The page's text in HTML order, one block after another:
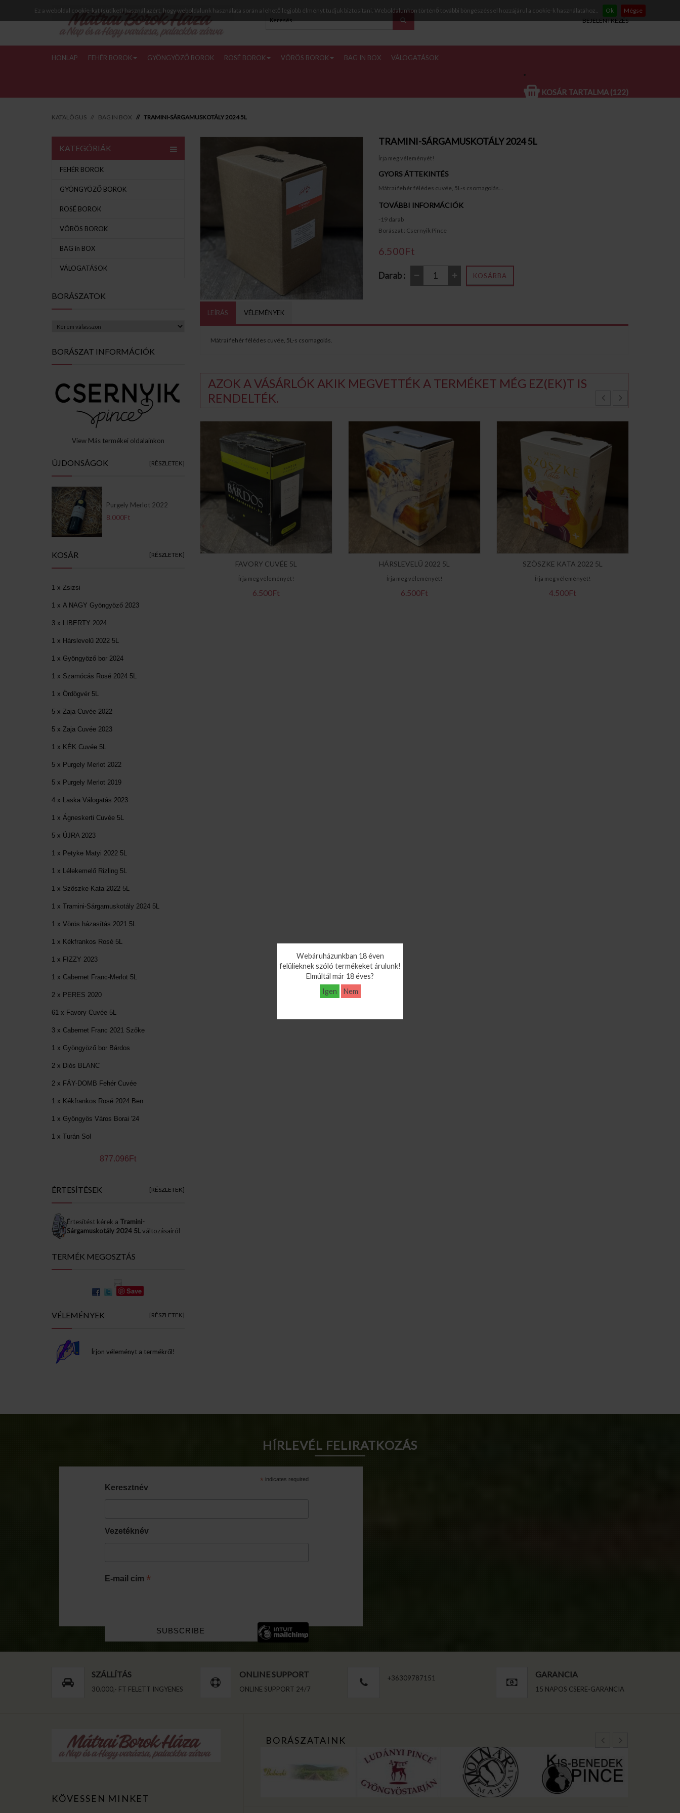
Ez a weboldal cookie-kat (sütiket) használ azért, hogy weboldalunk használata során a lehető legjobb élményt tudjuk biztosítani. Weboldalunkon történő további böngészéssel hozzájárul a cookie-k használatához.. Ok
Mégse
BEJELENTKEZÉS
HONLAP FEHÉR BOROK GYÖNGYÖZŐ BOROK ROSÉ BOROK VÖRÖS BOROK BAG IN BOX VÁLOGATÁSOK
KOSÁR TARTALMA (122)
KATALÓGUS BAG IN BOX TRAMINI-SÁRGAMUSKOTÁLY 2024 5L
TRAMINI-SÁRGAMUSKOTÁLY 2024 5L
Írja meg véleményét!
GYORS ÁTTEKINTÉS
Mátrai fehér félédes cuvée, 5L-s csomagolás...
TOVÁBBI INFORMÁCIÓK
-19 darab
Borászat : Csernyik Pince
6.500Ft
Darab : KOSÁRBA
LEÍRÁS VÉLEMÉNYEK
Mátrai fehér félédes cuvée, 5L-s csomagolás.
AZOK A VÁSÁRLÓK AKIK MEGVETTÉK A TERMÉKET MÉG EZ(EK)T IS
RENDELTÉK.
FAVORY CUVÉE 5L
Írja meg véleményét!
6.500Ft
HÁRSLEVELŰ 2022 5L
Írja meg véleményét!
6.500Ft
SZÖSZKE KATA 2022 5L
Írja meg véleményét!
4.500Ft
Webáruházunkban 18 éven
felülieknek szóló termékeket árulunk!
Elmúltál már 18 éves?
Igen
Nem
KATEGÓRIÁK
FEHÉR BOROK
GYÖNGYÖZŐ BOROK
ROSÉ BOROK
VÖRÖS BOROK
BAG in BOX
VÁLOGATÁSOK
BORÁSZATOK
BORÁSZAT INFORMÁCIÓK
View Más termékei oldalainkon
ÚJDONSÁGOK [RÉSZLETEK]
Purgely Merlot 2022
8.000Ft
KOSÁR [RÉSZLETEK]
1 x Zsizsi
1 x A NAGY Gyöngyöző 2023
3 x LIBERTY 2024
1 x Hárslevelű 2022 5L
1 x Gyöngyöző bor 2024
1 x Szamócás Rosé 2024 5L
1 x Ördögvér 5L
5 x Zaja Cuvée 2022
5 x Zaja Cuvée 2023
1 x KÉK Cuvée 5L
5 x Purgely Merlot 2022
5 x Purgely Merlot 2019
4 x Laska Válogatás 2023
1 x Ágneskerti Cuvée 5L
5 x ÚJRA 2023
1 x Petyke Matyi 2022 5L
1 x Lélekemelő Rizling 5L
1 x Szöszke Kata 2022 5L
1 x Tramini-Sárgamuskotály 2024 5L
1 x Vörös házasítás 2021 5L
1 x Kékfrankos Rosé 5L
1 x FIZZY 2023
1 x Cabernet Franc-Merlot 5L
2 x PERES 2020
61 x Favory Cuvée 5L
3 x Cabernet Franc 2021 Szőke
1 x Gyöngyöző bor Bárdos
2 x Diós BLANC
2 x FÁY-DOMB Fehér Cuvée
1 x Kékfrankos Rosé 2024 Ben
1 x Gyöngyös Város Borai '24
1 x Turán Sol
877.096Ft
ÉRTESÍTÉSEK [RÉSZLETEK]
Értesítést kérek a Tramini-
Sárgamuskotály 2024 5Lváltozásairól
TERMÉK MEGOSZTÁS
Save
VÉLEMÉNYEK [RÉSZLETEK]
Írjon véleményt a termékről!
HÍRLEVÉL FELIRATKOZÁS
* indicates required
Keresztnév
Vezetéknév
E-mail cím *
SZÁLLÍTÁS
30.000,- FT FELETT INGYENES
ONLINE SUPPORT
ONLINE SUPPORT 24/7
+36309787151 GARANCIA
15 NAPOS CSERE-GARANCIA
KÖVESSEN MINKET
BORÁSZATAINK